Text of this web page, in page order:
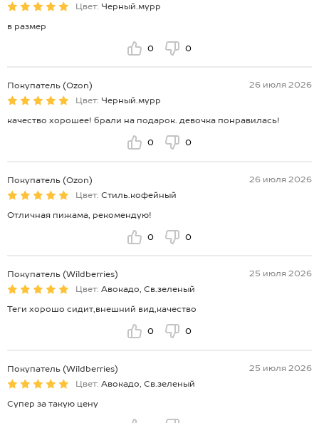
Цвет: Черный.мурр
в размер
0 0
Покупатель (Ozon)
26 июля 2026
Цвет: Черный.мурр
качество хорошее! брали на подарок. девочка понравилась!
0 0
Покупатель (Ozon)
26 июля 2026
Цвет: Стиль.кофейный
Отличная пижама, рекомендую!
0 0
Покупатель (Wildberries)
25 июля 2026
Цвет: Авокадо, Св.зеленый
Теги хорошо сидит,внешний вид,качество
0 0
Покупатель (Wildberries)
25 июля 2026
Цвет: Авокадо, Св.зеленый
Супер за такую цену